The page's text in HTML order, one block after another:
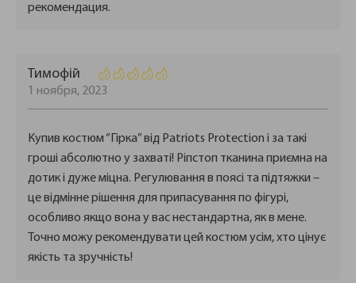
рекомендация.
Тимофій
1 ноября, 2023
Купив костюм “Гірка” від Patriots Protection і за такі
гроші абсолютно у захваті! Ріпстоп тканина приємна на
дотик і дуже міцна. Регулювання в поясі та підтяжки –
це відмінне рішення для припасування по фігурі,
особливо якщо вона у вас нестандартна, як в мене.
Точно можу рекомендувати цей костюм усім, хто цінує
якість та зручність!